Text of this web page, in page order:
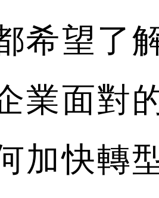
希望了
業面對
加快轉